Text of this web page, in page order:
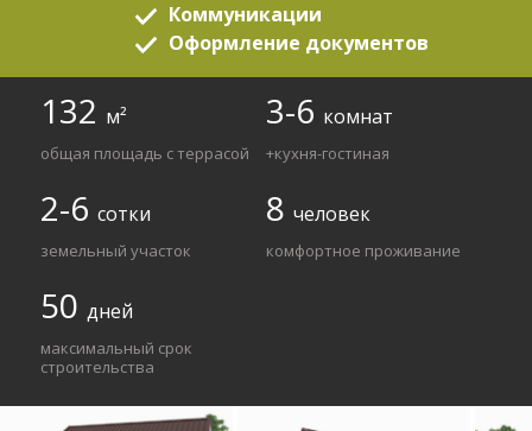
Коммуникации
Оформление документов
132 м²
общая площадь с террасой
3-6 комнат
+кухня-гостиная
2-6 сотки
земельный участок
8 человек
комфортное проживание
50 дней
максимальный срок
строительства